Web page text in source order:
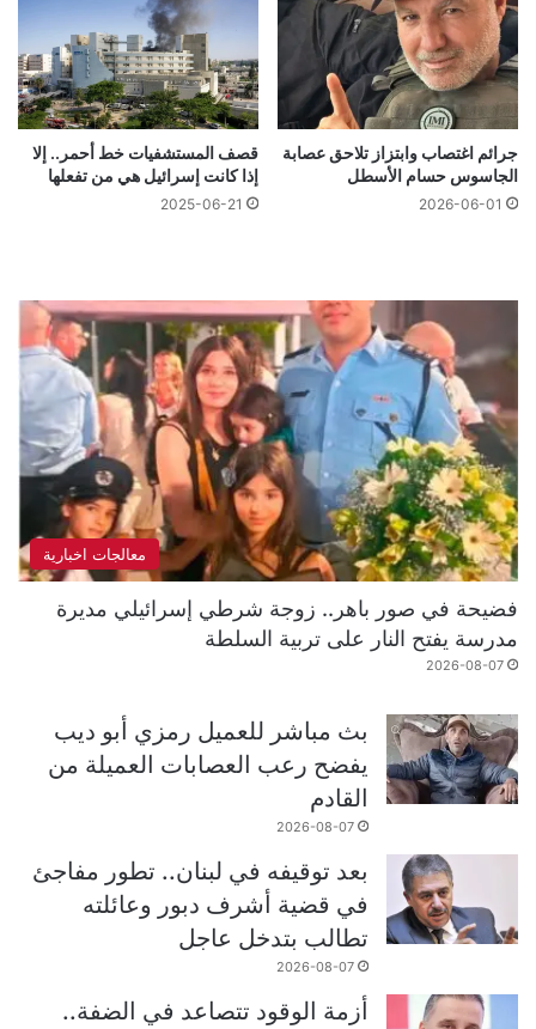
جرائم اغتصاب وابتزاز تلاحق عصابة
الجاسوس حسام الأسطل
2026-06-01
قصف المستشفيات خط أحمر.. إلا
إذا كانت إسرائيل هي من تفعلها
2025-06-21
معالجات اخبارية
فضيحة في صور باهر.. زوجة شرطي إسرائيلي مديرة
مدرسة يفتح النار على تربية السلطة
2026-08-07
بث مباشر للعميل رمزي أبو ديب
يفضح رعب العصابات العميلة من
القادم
2026-08-07
بعد توقيفه في لبنان.. تطور مفاجئ
في قضية أشرف دبور وعائلته
تطالب بتدخل عاجل
2026-08-07
أزمة الوقود تتصاعد في الضفة..